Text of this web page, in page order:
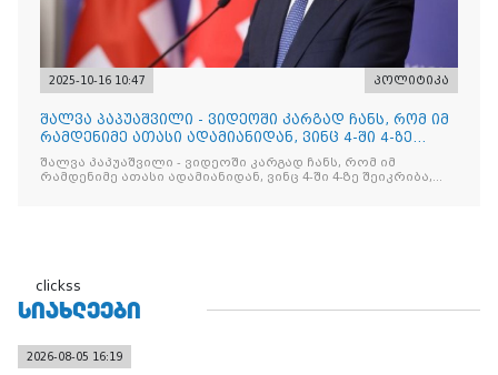
2025-10-16 10:47 პოლიტიკა
შალვა პაპუაშვილი - ვიდეოში კარგად ჩანს, რომ იმ
რამდენიმე ათასი ადამიანიდან, ვინც 4-ში 4-ზე
შეიკრიბა,
შალვა პაპუაშვილი - ვიდეოში კარგად ჩანს, რომ იმ
რამდენიმე ათასი ადამიანიდან, ვინც 4-ში 4-ზე შეიკრიბა,
clickss
ᲡᲘᲐᲮᲚᲔᲔᲑᲘ
2026-08-05 16:19